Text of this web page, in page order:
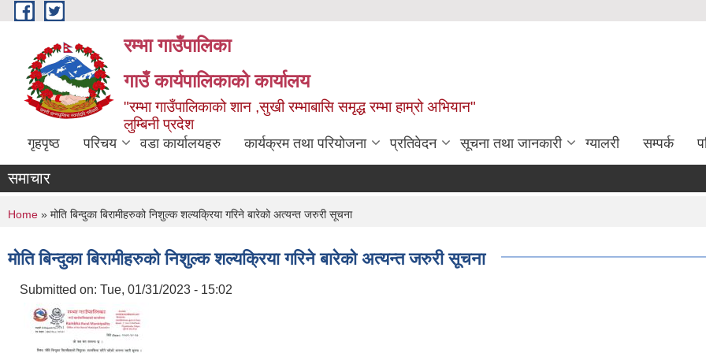
Skip to main content
रम्भा गाउँपालिका
गाउँ कार्यपालिकाको कार्यालय
"रम्भा गाउँपालिकाको शान ,सुखी रम्भाबासि समृद्ध रम्भा हाम्रो अभियान"
लुम्बिनी प्रदेश
गृहपृष्ठ परिचय वडा कार्यालयहरु कार्यक्रम तथा परियोजना प्रतिवेदन सूचना तथा जानकारी ग्यालरी सम्पर्क
समाचार
You are here
Home » मोति बिन्दुका बिरामीहरुको निशुल्क शल्यक्रिया गरिने बारेको अत्यन्त जरुरी सूचना
मोति बिन्दुका बिरामीहरुको निशुल्क शल्यक्रिया गरिने बारेको अत्यन्त जरुरी सूचना
Submitted on: Tue, 01/31/2023 - 15:02